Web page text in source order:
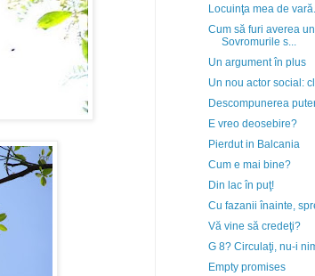
Locuinţa mea de
Cum să furi averea
Sovromurile s...
Un argument în plus
Un nou actor social:
Descompunerea
E vreo deosebire?
Pierdut in Balcania
Cum e mai bine?
Din lac în puţ!
Cu fazanii înainte,
Vă vine să credeţi?
G 8? Circulaţi, nu-i
Empty promises